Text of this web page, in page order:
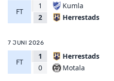
FT
1
2
Kumla
Herrestads
7 JUNI 2026
FT
1
0
Herrestads
Motala